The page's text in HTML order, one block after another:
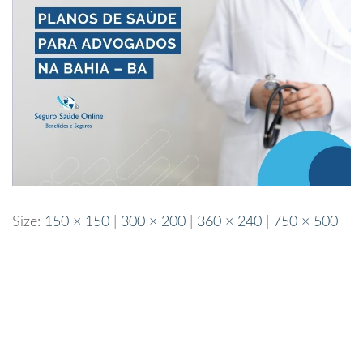
Size: 150 × 150 300 × 200 360 × 240 750 × 500